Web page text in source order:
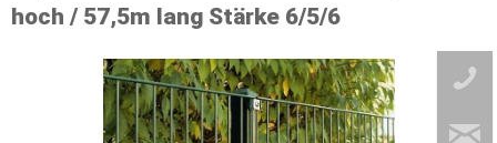
hoch / 57,5m lang Stärke 6/5/6